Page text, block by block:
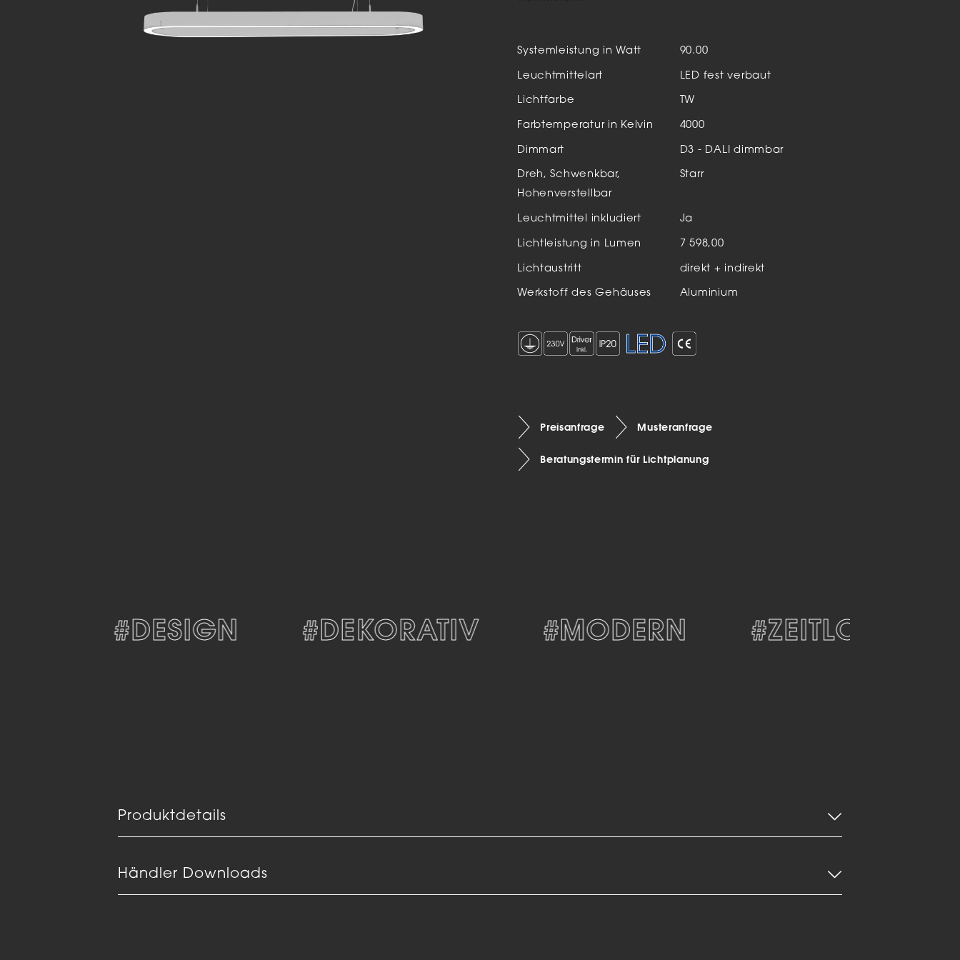
Schienensysteme
Einbauleuchten
Systemleistung in Watt 90.00
Leuchtmittelart LED fest verbaut
Lichtfarbe TW
Farbtemperatur in Kelvin 4000
Dimmart D3 - DALI dimmbar
Dreh, Schwenkbar,
Hohenverstellbar
Starr
Leuchtmittel inkludiert Ja
Lichtleistung in Lumen 7 598,00
Lichtaustritt direkt + indirekt
Werkstoff des Gehäuses Aluminium
Preisanfrage Musteranfrage
Beratungstermin für Lichtplanung
#DESIGN #DEKORATIV #MODERN #ZEITLOS
Produktdetails
Händler Downloads